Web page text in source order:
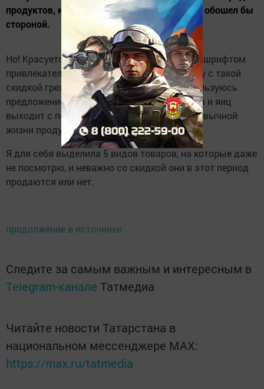
продуктов, которые при обычном раскладе обошел бы
стороной.
Но! Красуется красный ценник и огромным шрифтом
привлекательная цена. И человек решает "ну с такой
скидкой грех не купить, цены растут, воспользуюсь
предложением". И получается помимо хлеба и яиц
выходит с полной корзиной ненужных в привычной
жизни продуктовых товаров.
Я для себя выделила 5 видов товаров, на которые даже
не посмотрю, и неважно со скидкой они в этот период
продаются или нет.
продолжение в источнике
Следите за самым важным и интересным в
Telegram-канале Татмедиа
Читайте новости Татарстана в
национальном мессенджере MАХ:
https://max.ru/tatmedia